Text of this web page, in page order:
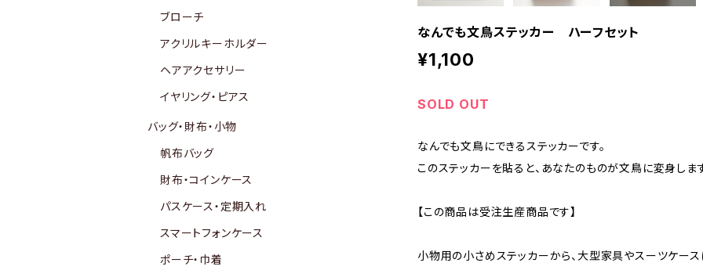
なんでも文鳥ステッカー ハーフセット
¥1,100
SOLD OUT
なんでも文鳥にできるステッカーです。
このステッカーを貼ると、あなたのものが文鳥に変身しま
【この商品は受注生産商品です】
小物用の小さめステッカーから、大型家具やスーツケース
ブローチ
アクリルキーホルダー
ヘアアクセサリー
イヤリング・ピアス
バッグ・財布・小物
帆布バッグ
財布・コインケース
パスケース・定期入れ
スマートフォンケース
ポーチ・巾着